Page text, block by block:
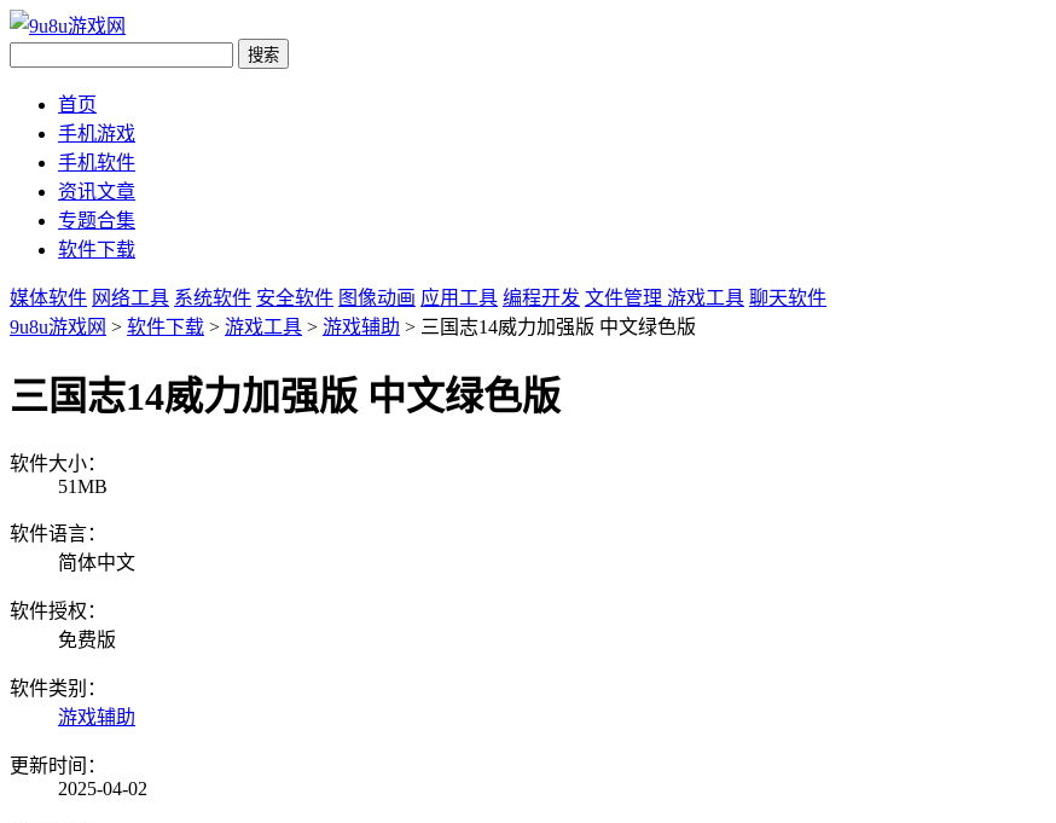
首页
手机游戏
手机软件
资讯文章
专题合集
软件下载
媒体软件 网络工具 系统软件 安全软件 图像动画 应用工具 编程开发 文件管理 游戏工具 聊天软件
9u8u游戏网 > 软件下载 > 游戏工具 > 游戏辅助 > 三国志14威力加强版 中文绿色版
三国志14威力加强版 中文绿色版
软件大小：
51MB
软件语言：
简体中文
软件授权：
免费版
软件类别：
游戏辅助
更新时间：
2025-04-02